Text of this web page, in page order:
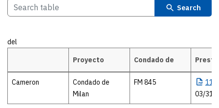
Search
del
Distrito de Bryan
Proyecto Condado de
Cameron
Condado de
Milan
FM 845
03/31/